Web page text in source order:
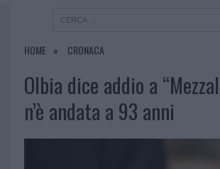
HOME CRONACA
Olbia dice addio a
n’è andata a 93 anni